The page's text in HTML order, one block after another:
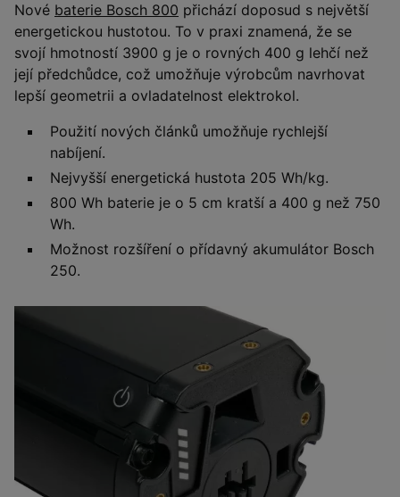
Nové baterie Bosch 800 přichází doposud s největší
energetickou hustotou. To v praxi znamená, že se
svojí hmotností 3900 g je o rovných 400 g lehčí než
její předchůdce, což umožňuje výrobcům navrhovat
lepší geometrii a ovladatelnost elektrokol.
Použití nových článků umožňuje rychlejší
nabíjení.
Nejvyšší energetická hustota 205 Wh/kg.
800 Wh baterie je o 5 cm kratší a 400 g než 750
Wh.
Možnost rozšíření o přídavný akumulátor Bosch
250.